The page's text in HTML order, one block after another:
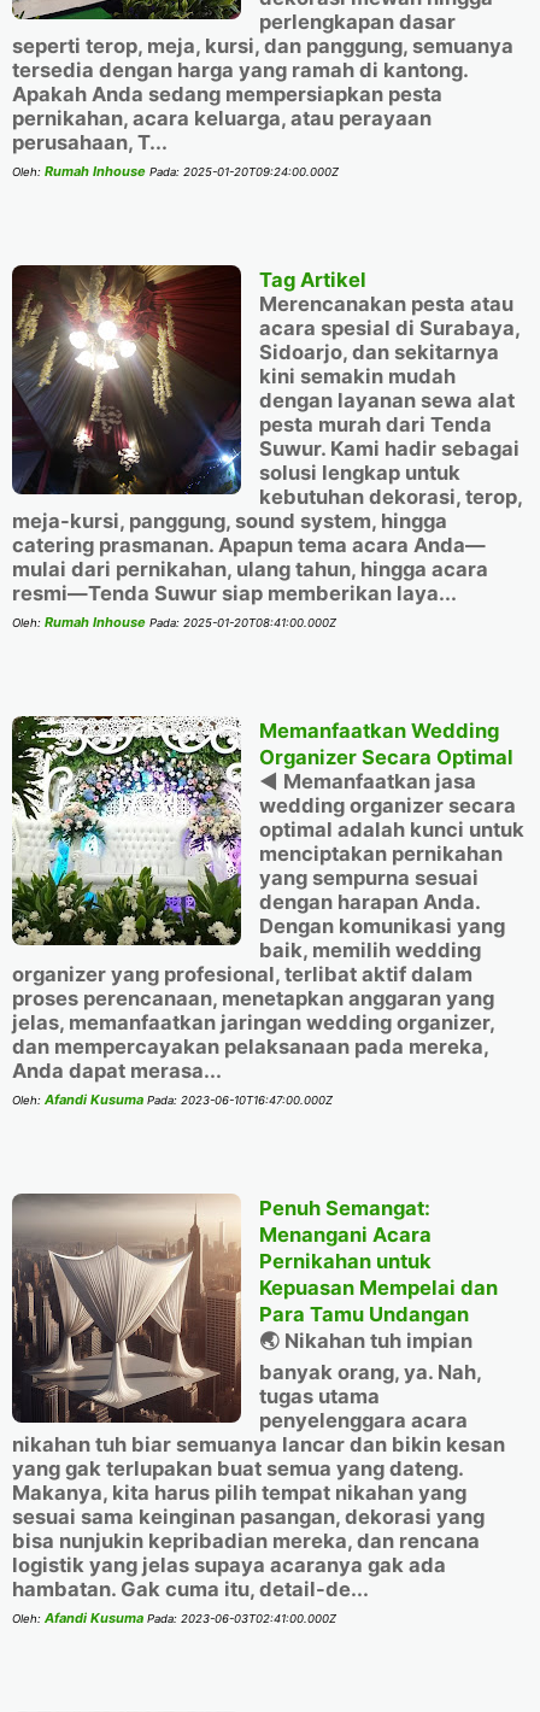
perlengkapan dasar
seperti terop, meja, kursi, dan panggung, semuanya
tersedia dengan harga yang ramah di kantong.
Apakah Anda sedang mempersiapkan pesta
pernikahan, acara keluarga, atau perayaan
perusahaan, T...
Oleh: Rumah Inhouse Pada: 2025-01-20T09:24:00.000Z
Tag Artikel
Merencanakan pesta atau
acara spesial di Surabaya,
Sidoarjo, dan sekitarnya
kini semakin mudah
dengan layanan sewa alat
pesta murah dari Tenda
Suwur. Kami hadir sebagai
solusi lengkap untuk
kebutuhan dekorasi, terop,
meja-kursi, panggung, sound system, hingga
catering prasmanan. Apapun tema acara Anda—
mulai dari pernikahan, ulang tahun, hingga acara
resmi—Tenda Suwur siap memberikan laya...
Oleh: Rumah Inhouse Pada: 2025-01-20T08:41:00.000Z
Memanfaatkan Wedding
Organizer Secara Optimal
◀️ Memanfaatkan jasa
wedding organizer secara
optimal adalah kunci untuk
menciptakan pernikahan
yang sempurna sesuai
dengan harapan Anda.
Dengan komunikasi yang
baik, memilih wedding
organizer yang profesional, terlibat aktif dalam
proses perencanaan, menetapkan anggaran yang
jelas, memanfaatkan jaringan wedding organizer,
dan mempercayakan pelaksanaan pada mereka,
Anda dapat merasa...
Oleh: Afandi Kusuma Pada: 2023-06-10T16:47:00.000Z
Penuh Semangat:
Menangani Acara
Pernikahan untuk
Kepuasan Mempelai dan
Para Tamu Undangan
🌏 Nikahan tuh impian
banyak orang, ya. Nah,
tugas utama
penyelenggara acara
nikahan tuh biar semuanya lancar dan bikin kesan
yang gak terlupakan buat semua yang dateng.
Makanya, kita harus pilih tempat nikahan yang
sesuai sama keinginan pasangan, dekorasi yang
bisa nunjukin kepribadian mereka, dan rencana
logistik yang jelas supaya acaranya gak ada
hambatan. Gak cuma itu, detail-de...
Oleh: Afandi Kusuma Pada: 2023-06-03T02:41:00.000Z